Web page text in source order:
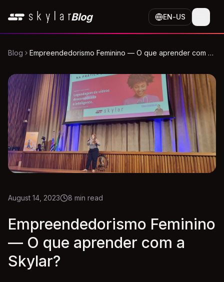
Blog EN-US
Blog
Empreendedorismo Feminino — O que aprender com a
August 14, 2023 8 min read
Empreendedorismo Feminino
— O que aprender com a
Skylar?